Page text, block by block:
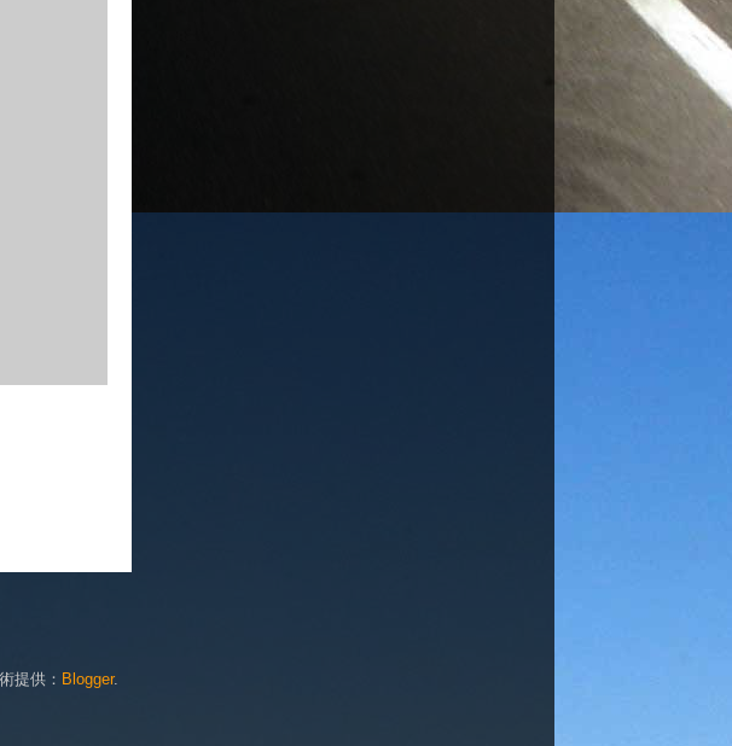
提供： Blogger.